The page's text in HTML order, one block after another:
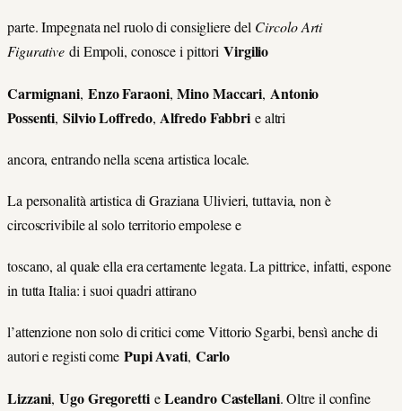
parte. Impegnata nel ruolo di consigliere del Circolo Arti
Figurative di Empoli, conosce i pittoriVirgilio
Carmignani, Enzo Faraoni,Mino Maccari, Antonio
Possenti,Silvio Loﬀredo, Alfredo Fabbri e altri
ancora, entrando nella scena artistica locale.
La personalità artistica di Graziana Ulivieri, tuttavia, non è
circoscrivibile al solo territorio empolese e
toscano, al quale ella era certamente legata. La pittrice, infatti, espone
in tutta Italia: i suoi quadri attirano
l’attenzione non solo di critici come Vittorio Sgarbi, bensì anche di
autori e registi come Pupi Avati, Carlo
Lizzani,Ugo GregorettieLeandro Castellani. Oltre il confine